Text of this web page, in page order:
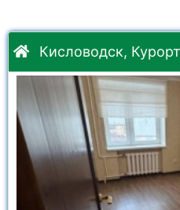
Кисловодск,